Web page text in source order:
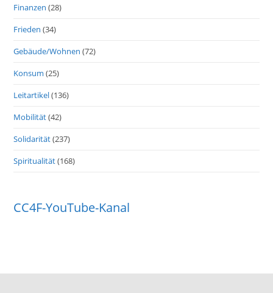
Finanzen (28)
Frieden (34)
Gebäude/Wohnen (72)
Konsum (25)
Leitartikel(136)
Mobilität(42)
Solidarität(237)
Spiritualität(168)
CC4F-YouTube-Kanal